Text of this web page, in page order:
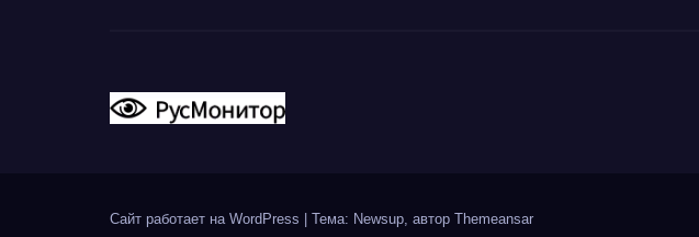
Сайт работает на WordPress Тема: Newsup, автор Themeansar